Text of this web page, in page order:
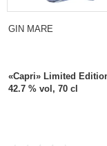
GIN MARE
«Capri» Limited
42.7 % vol, 70 cl